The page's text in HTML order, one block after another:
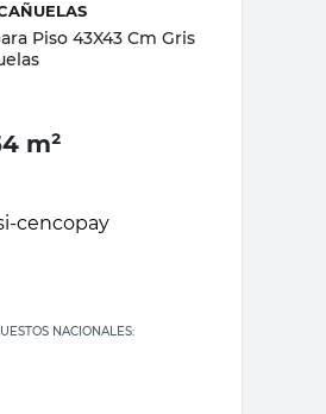
Piso 43X43 Cm Gris
m²
NACIONALES: